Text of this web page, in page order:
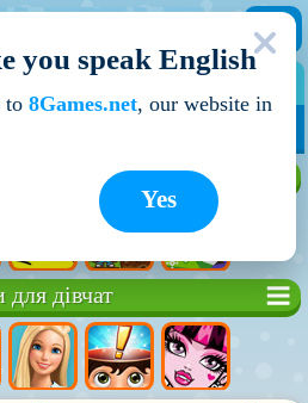
для дівчат
you speak English
to 8Games.net, our website in
Yes